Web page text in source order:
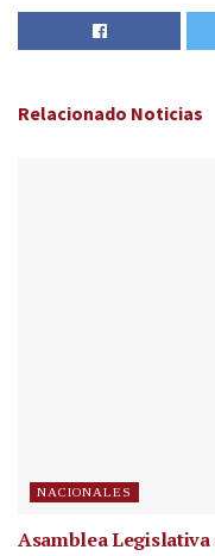
Relacionado Noticias
NACIONALES
Asamblea Legislativa